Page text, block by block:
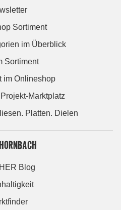
Sortiment
im Überblick
Sortiment
im Onlineshop
Marktplatz
Platten. Dielen
Blog